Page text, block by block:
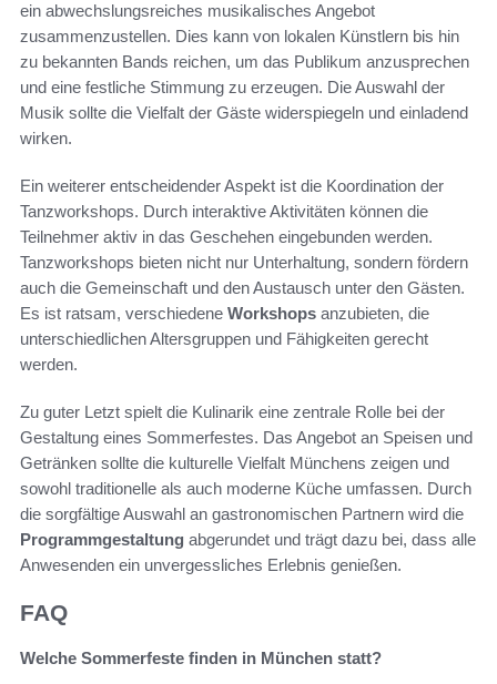
ein abwechslungsreiches musikalisches Angebot
zusammenzustellen. Dies kann von lokalen Künstlern bis hin
zu bekannten Bands reichen, um das Publikum anzusprechen
und eine festliche Stimmung zu erzeugen. Die Auswahl der
Musik sollte die Vielfalt der Gäste widerspiegeln und einladend
wirken.
Ein weiterer entscheidender Aspekt ist die Koordination der
Tanzworkshops. Durch interaktive Aktivitäten können die
Teilnehmer aktiv in das Geschehen eingebunden werden.
Tanzworkshops bieten nicht nur Unterhaltung, sondern fördern
auch die Gemeinschaft und den Austausch unter den Gästen.
Es ist ratsam, verschiedene Workshops anzubieten, die
unterschiedlichen Altersgruppen und Fähigkeiten gerecht
werden.
Zu guter Letzt spielt die Kulinarik eine zentrale Rolle bei der
Gestaltung eines Sommerfestes. Das Angebot an Speisen und
Getränken sollte die kulturelle Vielfalt Münchens zeigen und
sowohl traditionelle als auch moderne Küche umfassen. Durch
die sorgfältige Auswahl an gastronomischen Partnern wird die
Programmgestaltung abgerundet und trägt dazu bei, dass alle
Anwesenden ein unvergessliches Erlebnis genießen.
FAQ
Welche Sommerfeste finden in München statt?